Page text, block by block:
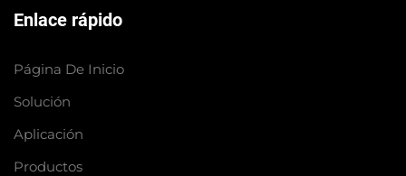
Enlace rápido
Página De Inicio
Solución
Aplicación
Productos